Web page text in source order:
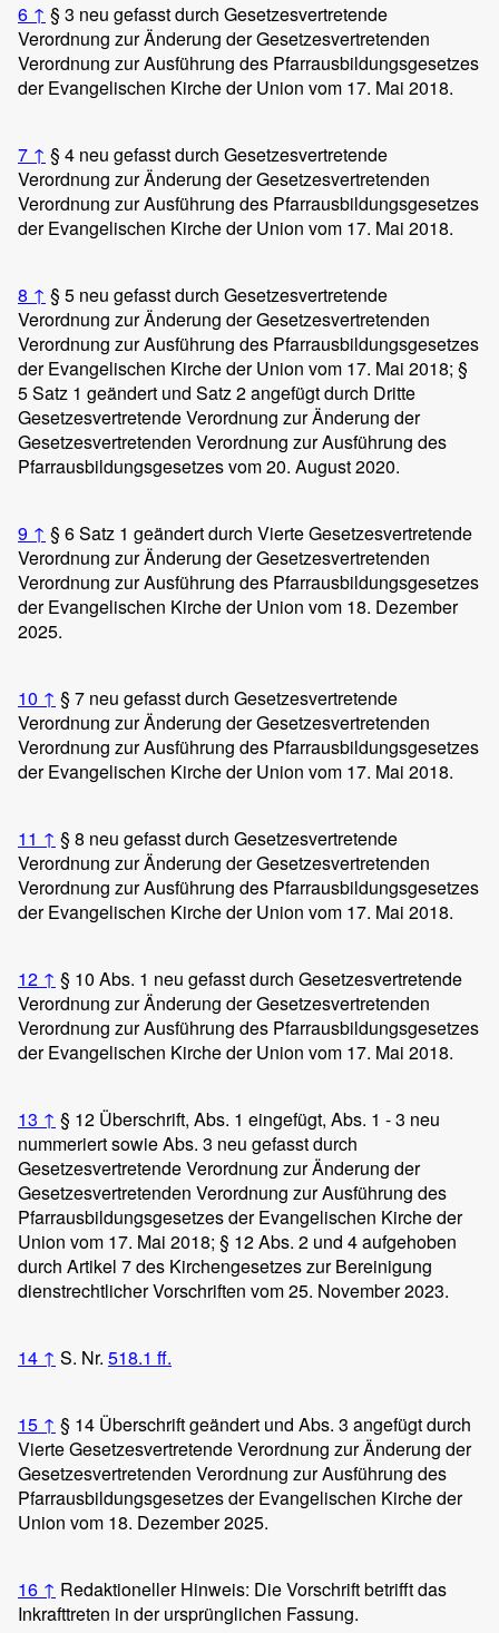
6 ↑ § 3 neu gefasst durch Gesetzesvertretende
Verordnung zur Änderung der Gesetzesvertretenden
Verordnung zur Ausführung des Pfarrausbildungsgesetzes
der Evangelischen Kirche der Union vom 17. Mai 2018.
7 ↑ § 4 neu gefasst durch Gesetzesvertretende
Verordnung zur Änderung der Gesetzesvertretenden
Verordnung zur Ausführung des Pfarrausbildungsgesetzes
der Evangelischen Kirche der Union vom 17. Mai 2018.
8 ↑ § 5 neu gefasst durch Gesetzesvertretende
Verordnung zur Änderung der Gesetzesvertretenden
Verordnung zur Ausführung des Pfarrausbildungsgesetzes
der Evangelischen Kirche der Union vom 17. Mai 2018; §
5 Satz 1 geändert und Satz 2 angefügt durch Dritte
Gesetzesvertretende Verordnung zur Änderung der
Gesetzesvertretenden Verordnung zur Ausführung des
Pfarrausbildungsgesetzes vom 20. August 2020.
9 ↑ § 6 Satz 1 geändert durch Vierte Gesetzesvertretende
Verordnung zur Änderung der Gesetzesvertretenden
Verordnung zur Ausführung des Pfarrausbildungsgesetzes
der Evangelischen Kirche der Union vom 18. Dezember
2025.
10 ↑ § 7 neu gefasst durch Gesetzesvertretende
Verordnung zur Änderung der Gesetzesvertretenden
Verordnung zur Ausführung des Pfarrausbildungsgesetzes
der Evangelischen Kirche der Union vom 17. Mai 2018.
11 ↑ § 8 neu gefasst durch Gesetzesvertretende
Verordnung zur Änderung der Gesetzesvertretenden
Verordnung zur Ausführung des Pfarrausbildungsgesetzes
der Evangelischen Kirche der Union vom 17. Mai 2018.
12 ↑ § 10 Abs. 1 neu gefasst durch Gesetzesvertretende
Verordnung zur Änderung der Gesetzesvertretenden
Verordnung zur Ausführung des Pfarrausbildungsgesetzes
der Evangelischen Kirche der Union vom 17. Mai 2018.
13 ↑ § 12 Überschrift, Abs. 1 eingefügt, Abs. 1 - 3 neu
nummeriert sowie Abs. 3 neu gefasst durch
Gesetzesvertretende Verordnung zur Änderung der
Gesetzesvertretenden Verordnung zur Ausführung des
Pfarrausbildungsgesetzes der Evangelischen Kirche der
Union vom 17. Mai 2018; § 12 Abs. 2 und 4 aufgehoben
durch Artikel 7 des Kirchengesetzes zur Bereinigung
dienstrechtlicher Vorschriften vom 25. November 2023.
14 ↑ S. Nr. 518.1 ff.
15 ↑ § 14 Überschrift geändert und Abs. 3 angefügt durch
Vierte Gesetzesvertretende Verordnung zur Änderung der
Gesetzesvertretenden Verordnung zur Ausführung des
Pfarrausbildungsgesetzes der Evangelischen Kirche der
Union vom 18. Dezember 2025.
16 ↑ Redaktioneller Hinweis: Die Vorschrift betrifft das
Inkrafttreten in der ursprünglichen Fassung.